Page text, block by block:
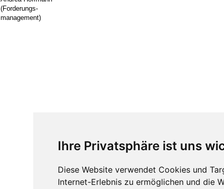
Ihre Privatsphäre ist uns
Diese Website verwendet Cookies und
Internet-Erlebnis zu ermöglichen und die
(Forderungs-
management)